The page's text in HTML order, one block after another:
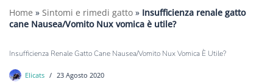
Home » Sintomi e rimedi gatto » Insufficienza renale gatto
cane Nausea/Vomito Nux vomica è utile?
Insufficienza Renale Gatto Cane Nausea/Vomito Nux Vomica È Utile?
Elicats 23 Agosto 2020